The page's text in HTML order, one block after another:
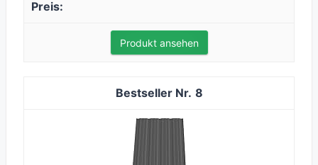
Produkt ansehen
8